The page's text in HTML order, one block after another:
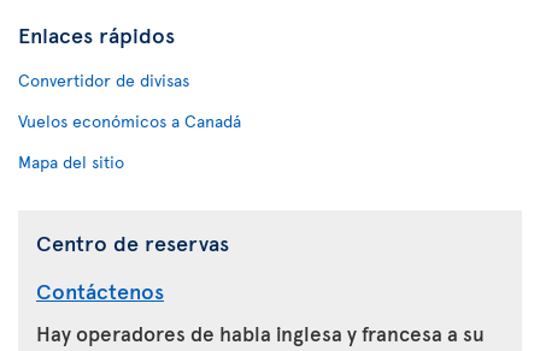
Enlaces rápidos
Convertidor de divisas
Vuelos económicos a Canadá
Mapa del sitio
Centro de reservas
Contáctenos
Hay operadores de habla inglesa y francesa a su